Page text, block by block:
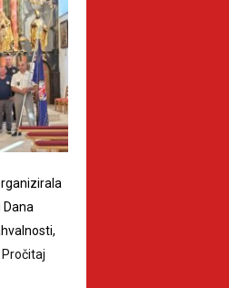
Dana
Pročitaj